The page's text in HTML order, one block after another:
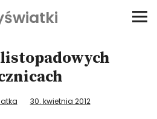
30. kwietnia 2012